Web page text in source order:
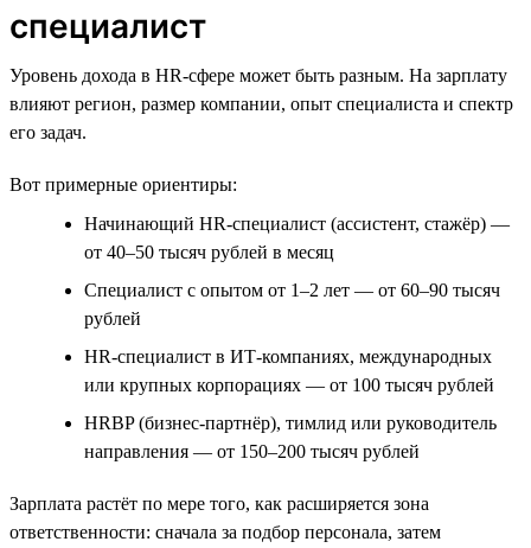
специалист
Уровень дохода в HR-сфере может быть разным. На зарплату
влияют регион, размер компании, опыт специалиста и спектр
его задач.
Вот примерные ориентиры:
Начинающий HR-специалист (ассистент, стажёр) —
от 40–50 тысяч рублей в месяц
Специалист с опытом от 1–2 лет — от 60–90 тысяч
рублей
HR-специалист в ИТ-компаниях, международных
или крупных корпорациях — от 100 тысяч рублей
HRBP (бизнес-партнёр), тимлид или руководитель
направления — от 150–200 тысяч рублей
Зарплата растёт по мере того, как расширяется зона
ответственности: сначала за подбор персонала, затем